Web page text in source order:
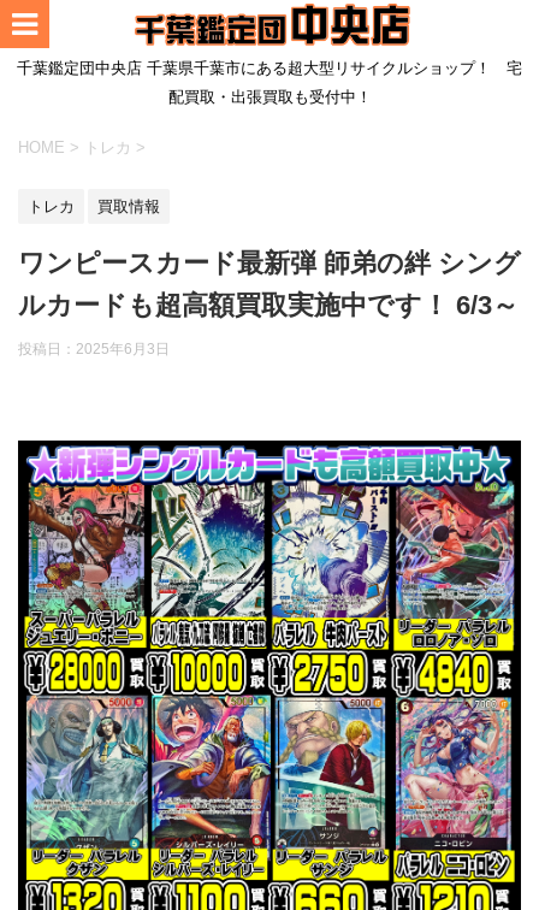
千葉鑑定団中央店 千葉県千葉市にある超大型リサイクルショップ！ 宅
配買取・出張買取も受付中！
HOME > トレカ >
トレカ 買取情報
ワンピースカード最新弾 師弟の絆 シング
ルカードも超高額買取実施中です！ 6/3～
投稿日： 2025年6月3日